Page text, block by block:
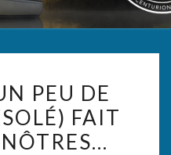
PEU
PEU DE
FAIT